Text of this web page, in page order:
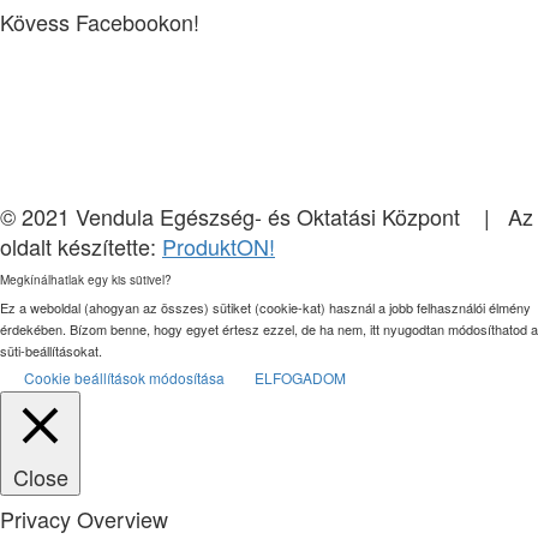
Kövess Facebookon!
© 2021 Vendula Egészség- és Oktatási Központ | Az
oldalt készítette: ProduktON!
Megkínálhatlak egy kis sütivel?
Ez a weboldal (ahogyan az összes) sütiket (cookie-kat) használ a jobb felhasználói élmény
érdekében. Bízom benne, hogy egyet értesz ezzel, de ha nem, itt nyugodtan módosíthatod a
süti-beállításokat.
Cookie beállítások módosítása ELFOGADOM
Close
Privacy Overview